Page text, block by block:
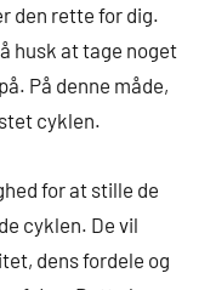
den rette for dig.
husk at tage noget
På denne måde,
cyklen.
for at stille de
cyklen. De vil
dens fordele og